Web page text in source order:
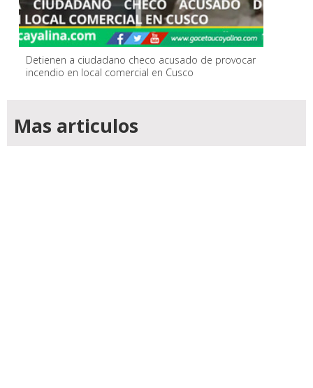
Detienen a ciudadano checo acusado de provocar
incendio en local comercial en Cusco
Mas articulos